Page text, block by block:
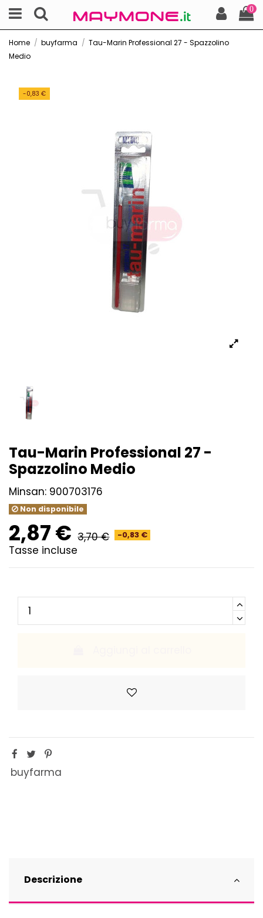
0
Home buyfarma
Tau-Marin Professional 27 - Spazzolino
Medio
-0,83 €
Tau-Marin Professional 27 -
Spazzolino Medio
Minsan: 900703176
Non disponibile
2,87 € 3,70 € -0,83 €
Tasse incluse
buyfarma
Descrizione